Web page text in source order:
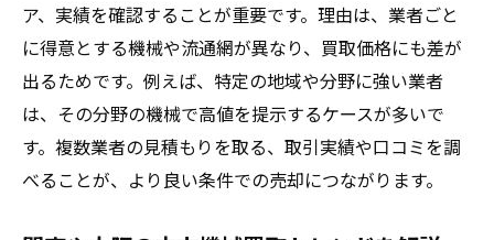
ア、実績を確認することが重要です。理由は、業者ごと
に得意とする機械や流通網が異なり、買取価格にも差が
出るためです。例えば、特定の地域や分野に強い業者
は、その分野の機械で高値を提示するケースが多いで
す。複数業者の見積もりを取る、取引実績や口コミを調
べることが、より良い条件での売却につながります。